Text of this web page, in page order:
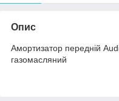
Опис
Амортизатор передній
газомасляний